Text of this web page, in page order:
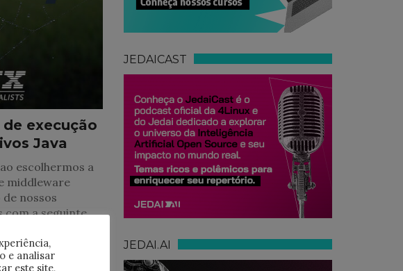
execução
Java
escolhermos a
middleware
nossos
com a seguinte
JEDAICAST
JEDAI.AI
e analisar
este site,